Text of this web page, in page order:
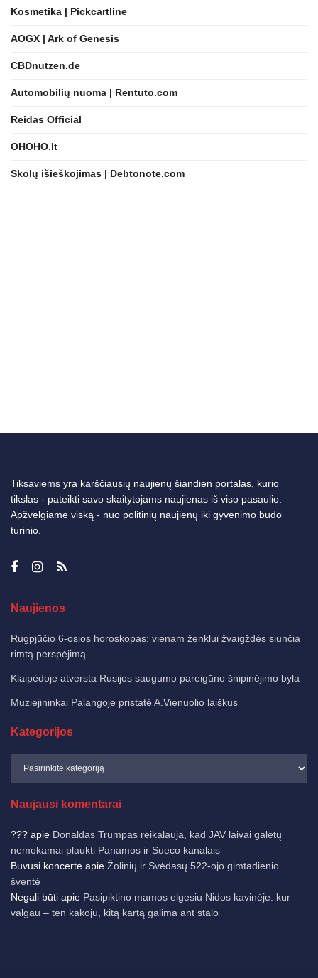
Kosmetika | Pickcartline
AOGX | Ark of Genesis
CBDnutzen.de
Automobilių nuoma | Rentuto.com
Reidas Official
OHOHO.lt
Skolų išieškojimas | Debtonote.com
Tiksaviems yra karščiausių naujienų šiandien portalas, kurio
tikslas - pateikti savo skaitytojams naujienas iš viso pasaulio.
Apžvelgiame viską - nuo politinių naujienų iki gyvenimo būdo
turinio.
Naujienos
Rugpjūčio 6-osios horoskopas: vienam ženklui žvaigždės siunčia
rimtą perspėjimą
Klaipėdoje atversta Rusijos saugumo pareigūno šnipinėjimo byla
Muziejininkai Palangoje pristatė A.Vienuolio laiškus
Kategorijos
Naujausi komentarai
??? apie Donaldas Trumpas reikalauja, kad JAV laivai galėtų
nemokamai plaukti Panamos ir Sueco kanalais
Buvusi koncerte apie Žolinių ir Svėdasų 522-ojo gimtadienio
šventė
Negali būti apie Pasipiktino mamos elgesiu Nidos kavinėje: kur
valgau – ten kakoju, kitą kartą galima ant stalo